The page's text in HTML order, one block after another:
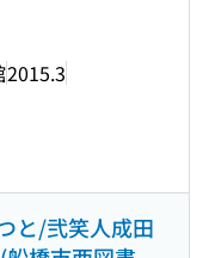
2015.3
と/弐笑人成田